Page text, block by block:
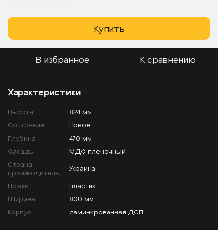
Купить
В избранное К сравнению
Характеристики
Высота
824 мм
Состояние
Новое
Глубина
470 мм
Фасады
МДФ пленочный
Страна
производитель
Украина
Ножки
пластик
Ширина
800 мм
Корпус
ламинированная ДСП